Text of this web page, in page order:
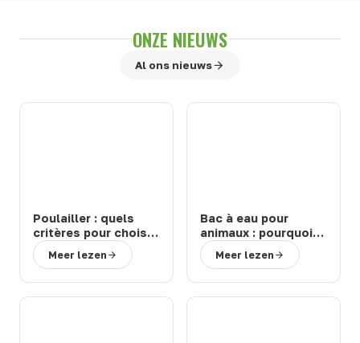
ONZE NIEUWS
Al ons nieuws
Poulailler : quels
critères pour choisir
un modèle durable
et facile à entretenir
Meer lezen
Bac à eau pour
animaux : pourquoi
choisir un abreuvoir
de la marque Suevia
Meer lezen